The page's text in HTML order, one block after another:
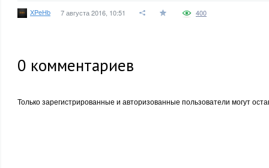
XPeHb 7 августа 2016, 10:51 400
0 комментариев
Только зарегистрированные и авторизованные пользователи могут